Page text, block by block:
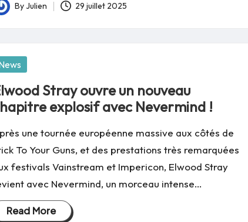
ByJulien 29 juillet 2025
Stray ouvre un nouveau
explosif avec Nevermind !
une tournée européenne massive aux côtés de
To Your Guns, et des prestations très remarquées
festivals Vainstream et Impericon, Elwood Stray
avec Nevermind, un morceau intense…
Read More